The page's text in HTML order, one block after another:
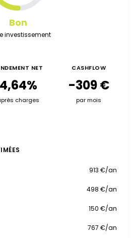
Bon
investissement
NET
4,64%
charges
CASHFLOW
-309 €
par mois
913 €/an
498 €/an
150 €/an
767 €/an